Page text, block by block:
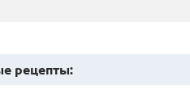
рецепты: